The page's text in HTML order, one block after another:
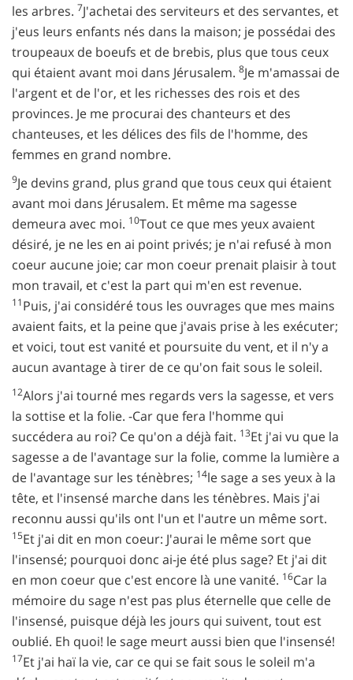
les arbres. 7J'achetai des serviteurs et des servantes, et
j'eus leurs enfants nés dans la maison; je possédai des
troupeaux de boeufs et de brebis, plus que tous ceux
qui étaient avant moi dans Jérusalem. 8Je m'amassai de
l'argent et de l'or, et les richesses des rois et des
provinces. Je me procurai des chanteurs et des
chanteuses, et les délices des fils de l'homme, des
femmes en grand nombre.
9Je devins grand, plus grand que tous ceux qui étaient
avant moi dans Jérusalem. Et même ma sagesse
demeura avec moi. 10Tout ce que mes yeux avaient
désiré, je ne les en ai point privés; je n'ai refusé à mon
coeur aucune joie; car mon coeur prenait plaisir à tout
mon travail, et c'est la part qui m'en est revenue.
11Puis, j'ai considéré tous les ouvrages que mes mains
avaient faits, et la peine que j'avais prise à les exécuter;
et voici, tout est vanité et poursuite du vent, et il n'y a
aucun avantage à tirer de ce qu'on fait sous le soleil.
12Alors j'ai tourné mes regards vers la sagesse, et vers
la sottise et la folie. -Car que fera l'homme qui
succédera au roi? Ce qu'on a déjà fait. 13Et j'ai vu que la
sagesse a de l'avantage sur la folie, comme la lumière a
de l'avantage sur les ténèbres; 14le sage a ses yeux à la
tête, et l'insensé marche dans les ténèbres. Mais j'ai
reconnu aussi qu'ils ont l'un et l'autre un même sort.
15Et j'ai dit en mon coeur: J'aurai le même sort que
l'insensé; pourquoi donc ai-je été plus sage? Et j'ai dit
en mon coeur que c'est encore là une vanité. 16Car la
mémoire du sage n'est pas plus éternelle que celle de
l'insensé, puisque déjà les jours qui suivent, tout est
oublié. Eh quoi! le sage meurt aussi bien que l'insensé!
17Et j'ai haï la vie, car ce qui se fait sous le soleil m'a